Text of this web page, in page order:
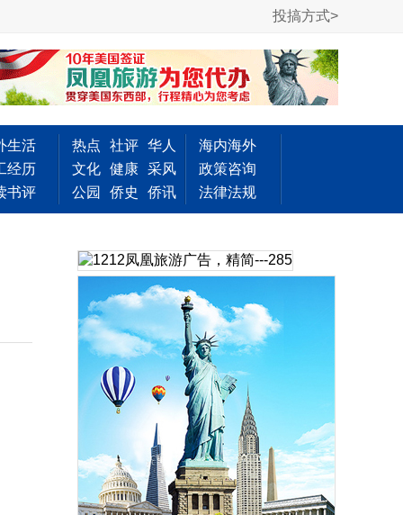
投搞方式>
生活
经历
书评
热点 社评 华人
文化 健康 采风
公园
侨史 侨讯
海内海外
政策咨询
法律法规